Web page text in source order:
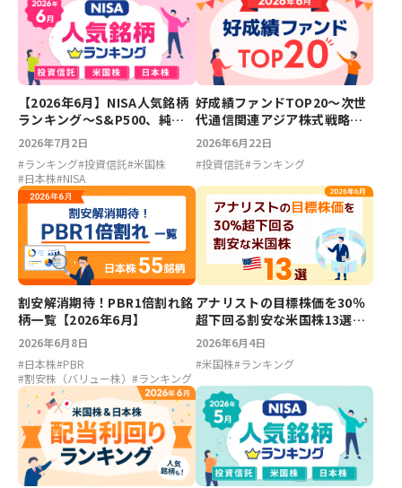
【2026年6月】NISA人気銘柄
ランキング～S&P500、純金
ファンド、スペースX、キオク
シア
2026年7月2日
#ランキング#投資信託#米国株
#日本株#NISA
好成績ファンドTOP20～次世
代通信関連アジア株式戦略フ
ァンド、次世代通信関連世界
株式戦略ファンド【2026年6
月】
2026年6月22日
#投資信託#ランキング
割安解消期待！PBR1倍割れ銘
柄一覧【2026年6月】
2026年6月8日
#日本株#PBR
#割安株（バリュー株） #ランキング
アナリストの目標株価を30％
超下回る割安な米国株13選
【2026年6月】
2026年6月4日
#米国株#ランキング